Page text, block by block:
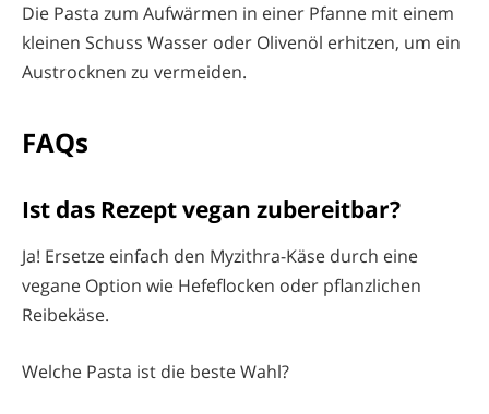
Die Pasta zum Aufwärmen in einer Pfanne mit einem
kleinen Schuss Wasser oder Olivenöl erhitzen, um ein
Austrocknen zu vermeiden.
FAQs
Ist das Rezept vegan zubereitbar?
Ja! Ersetze einfach den Myzithra-Käse durch eine
vegane Option wie Hefeflocken oder pflanzlichen
Reibekäse.
Welche Pasta ist die beste Wahl?